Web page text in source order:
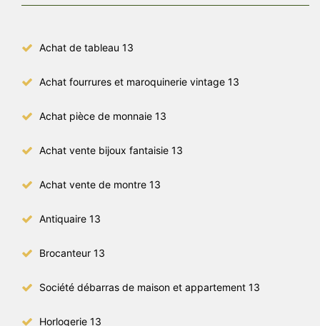
Achat de tableau 13
Achat fourrures et maroquinerie vintage 13
Achat pièce de monnaie 13
Achat vente bijoux fantaisie 13
Achat vente de montre 13
Antiquaire 13
Brocanteur 13
Société débarras de maison et appartement 13
Horlogerie 13